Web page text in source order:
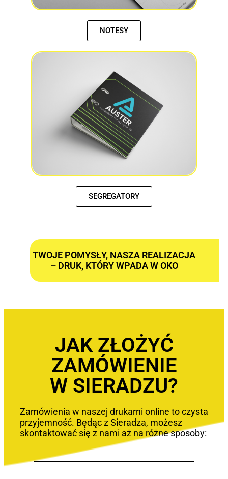
NOTESY
SEGREGATORY
TWOJE POMYSŁY, NASZA REALIZACJA
– DRUK, KTÓRY WPADA W OKO
JAK ZŁOŻYĆ
ZAMÓWIENIE
W SIERADZU?
Zamówienia w naszej drukarni online to czysta
przyjemność. Będąc z Sieradza, możesz
skontaktować się z nami aż na różne sposoby: